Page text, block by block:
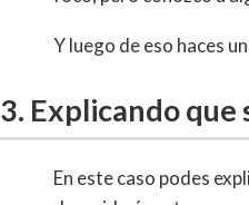
Y luego de eso haces
3. Explicando que
En este caso podes